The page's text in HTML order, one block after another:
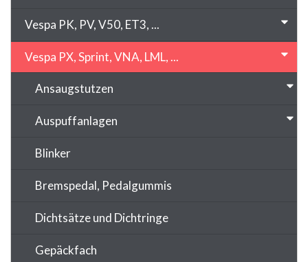
Vespa PK, PV, V50, ET3, ...
Vespa PX, Sprint, VNA, LML, ...
Ansaugstutzen
Auspuffanlagen
Blinker
Bremspedal, Pedalgummis
Dichtsätze und Dichtringe
Gepäckfach